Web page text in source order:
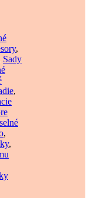
,
Sady
,
,
,